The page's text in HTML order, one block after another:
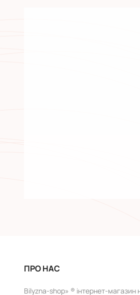
ПРО НАС
Bilyzna-shop» ® інтернет-магазин